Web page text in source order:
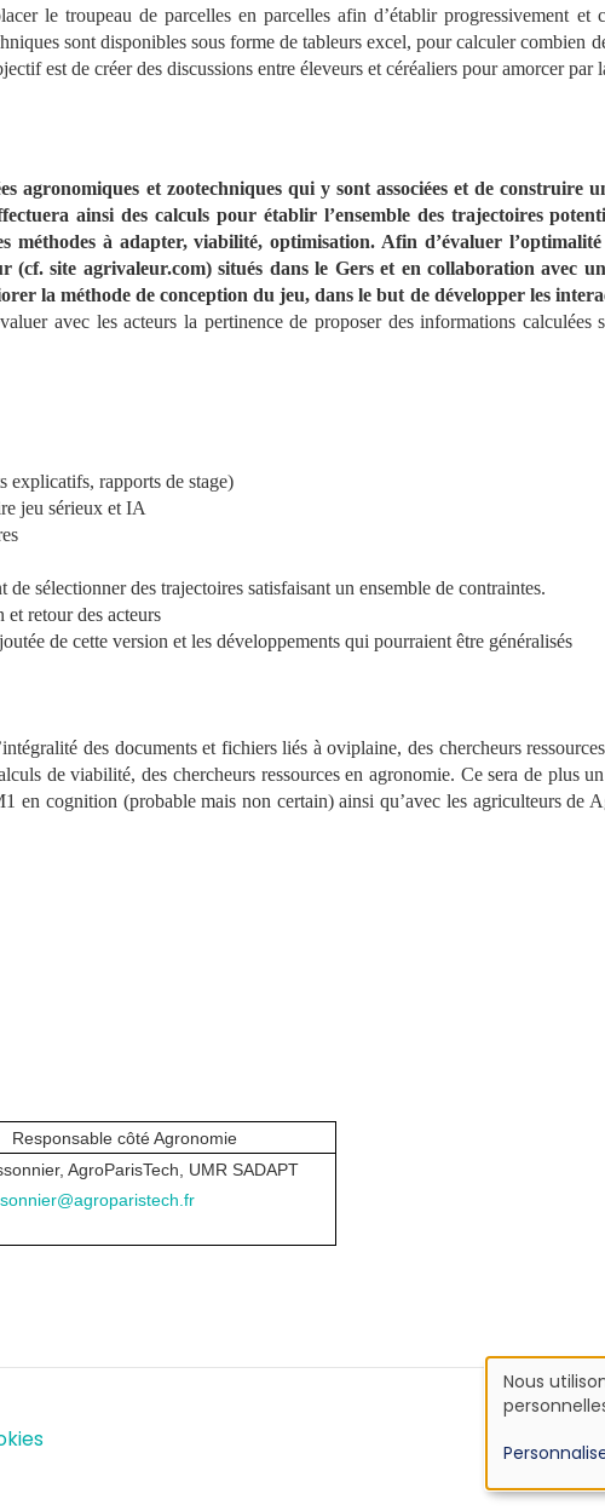
le troupeau de parcelles en parcelles afin d’établir progressivement
sont disponibles sous forme de tableurs excel, pour calculer combien
est de créer des discussions entre éleveurs et céréaliers pour amorcer par
agronomiques et zootechniques qui y sont associées et de construire
ainsi des calculs pour établir l’ensemble des trajectoires
méthodes à adapter, viabilité, optimisation. Afin d’évaluer
(cf. site agrivaleur.com) situés dans le Gers et en collaboration avec
la méthode de conception du jeu, dans le but de développer les
avec les acteurs la pertinence de proposer des informations calculées
explicatifs, rapports de stage)
jeu sérieux et IA
sélectionner des trajectoires satisfaisant un ensemble de contraintes.
et retour des acteurs
de cette version et les développements qui pourraient être généralisés
des documents et fichiers liés à oviplaine, des chercheurs
de viabilité, des chercheurs ressources en agronomie. Ce sera de plus
cognition (probable mais non certain) ainsi qu’avec les agriculteurs de
Responsable côté Agronomie
AgroParisTech, UMR SADAPT
des
Nous